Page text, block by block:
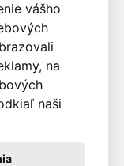
vášho
na
naši